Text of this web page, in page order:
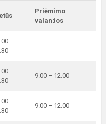
Priėmimo
valandos
–
–
9.00 – 12.00
–
9.00 – 12.00